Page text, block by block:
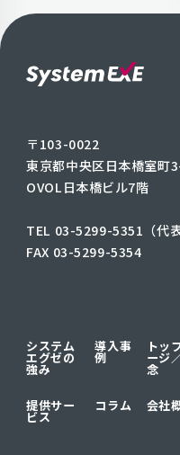
〒103-0022
東京都中央区日本橋室町
OVOL日本橋ビル7階
TEL 03-5299-5351（代表
FAX 03-5299-5354
システム
エグゼの
強み
提供サー
ビス
導入事
例
コラム
トッ
ージ
念
会社